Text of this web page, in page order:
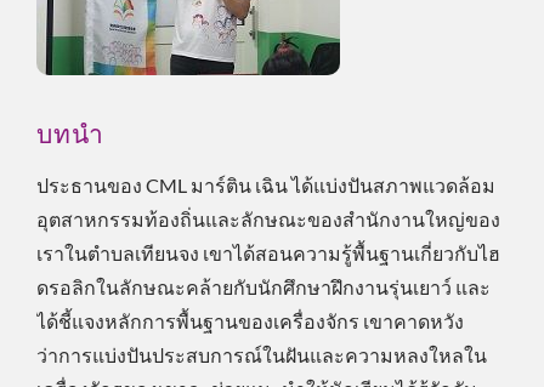
บทนำ
ประธานของ CML มาร์ติน เฉิน ได้แบ่งปันสภาพแวดล้อม
อุตสาหกรรมท้องถิ่นและลักษณะของสำนักงานใหญ่ของ
เราในตำบลเทียนจง เขาได้สอนความรู้พื้นฐานเกี่ยวกับไฮ
ดรอลิกในลักษณะคล้ายกับนักศึกษาฝึกงานรุ่นเยาว์ และ
ได้ชี้แจงหลักการพื้นฐานของเครื่องจักร เขาคาดหวัง
ว่าการแบ่งปันประสบการณ์ในฝันและความหลงใหลใน